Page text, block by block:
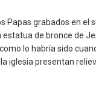
Papas grabados en el
de bronce de
lo habría sido
iglesia presentan